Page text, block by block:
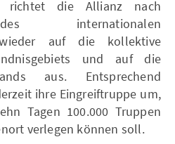
richtet die Allianz nach
internationalen
wieder auf die kollektive
und auf die
aus. Entsprechend
ihre Eingreiftruppe um,
Tagen 100.000 Truppen
verlegen können soll.